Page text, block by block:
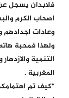
فلابدان يسجل
اصحاب الكرم
وعادات اجدادهم
ولهذا فمحبة
التنمية
المغربية .
*كيف تم